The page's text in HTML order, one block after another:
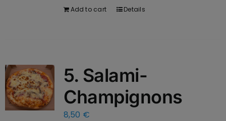
Add to cart Details
5. Salami-
Champignons
8,50 €